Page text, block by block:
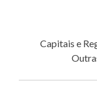
Capitais e